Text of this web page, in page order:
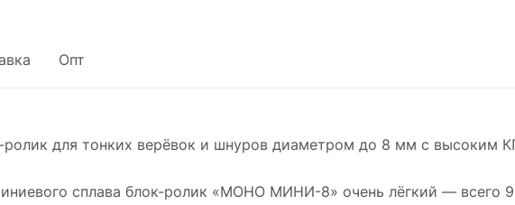
Опт
для тонких верёвок и шнуров диаметром до 8 мм с высоким
сплава блок-ролик «МОНО МИНИ-8» очень лёгкий — всего